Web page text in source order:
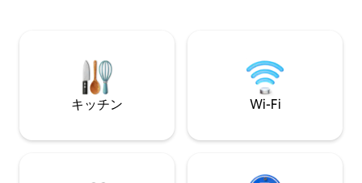
のになることを願
キッチン Wi-Fi